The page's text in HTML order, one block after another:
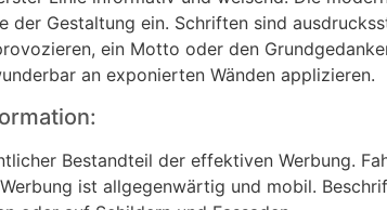
der Gestaltung ein. Schriften sind
ein Motto oder den
an exponierten Wänden applizieren.
Bestandteil der effektiven Werbung.
ist allgegenwärtig und mobil.